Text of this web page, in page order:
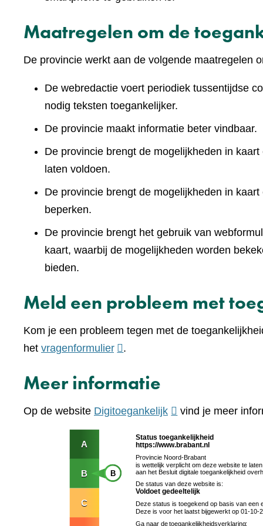
Maatregelen om de
De provincie werkt aan de volgende maatregelen
De webredactie voert periodiek tussentijdse
nodig teksten toegankelijker.
De provincie maakt informatie beter vindbaar.
De provincie brengt de mogelijkheden in
laten voldoen.
De provincie brengt de mogelijkheden in
beperken.
De provincie brengt het gebruik van
kaart, waarbij de mogelijkheden worden
bieden.
Meld een probleem met
Kom je een probleem tegen met de
het vragenformulier(verwijst
een
website)
.
Meer informatie
Op de website Digitoegankelijk(verwijst
een
andere
website)
vind je meer